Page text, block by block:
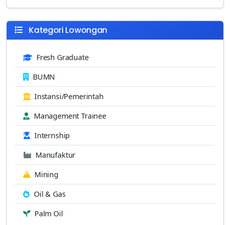
Kategori Lowongan
Fresh Graduate
BUMN
Instansi/Pemerintah
Management Trainee
Internship
Manufaktur
Mining
Oil & Gas
Palm Oil